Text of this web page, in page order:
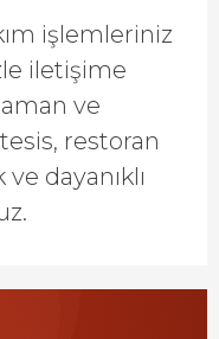
işlemleriniz
iletişime
ve
restoran
dayanıklı